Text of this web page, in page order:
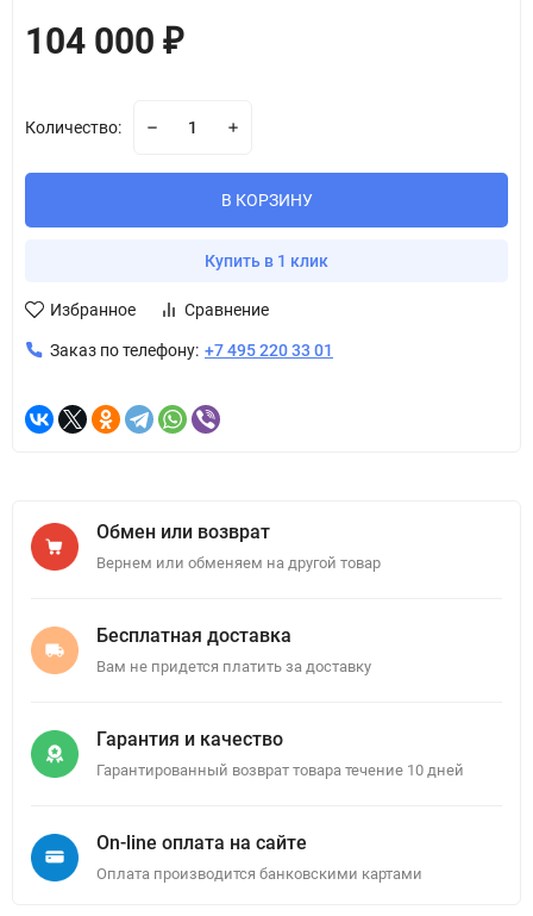
104 000 ₽
Количество:
В КОРЗИНУ
Купить в 1 клик
Избранное Сравнение
Заказ по телефону: +7 495 220 33 01
Обмен или возврат
Вернем или обменяем на другой товар
Бесплатная доставка
Вам не придется платить за доставку
Гарантия и качество
Гарантированный возврат товара течение 10 дней
On-line оплата на сайте
Оплата производится банковскими картами